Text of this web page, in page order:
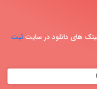
های دانلود در سایت ثبت